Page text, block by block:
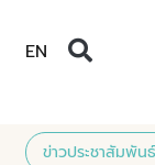
EN
ข่าวประชาสัมพันธ์